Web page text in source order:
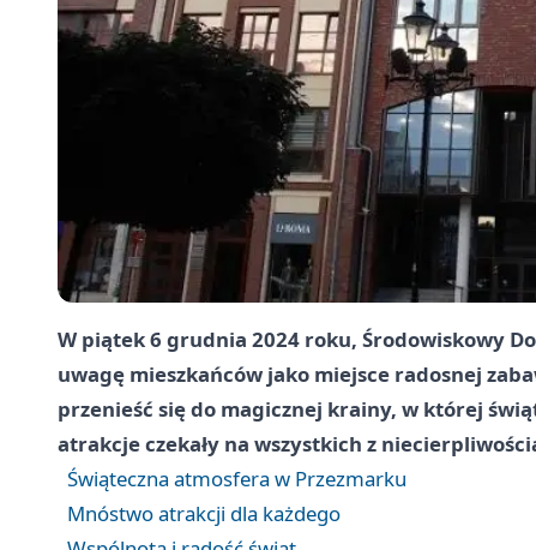
W piątek 6 grudnia 2024 roku, Środowiskowy
uwagę mieszkańców jako miejsce radosnej
przenieść się do magicznej krainy, w której
atrakcje czekały na wszystkich z
Świąteczna atmosfera w Przezmarku
Mnóstwo atrakcji dla każdego